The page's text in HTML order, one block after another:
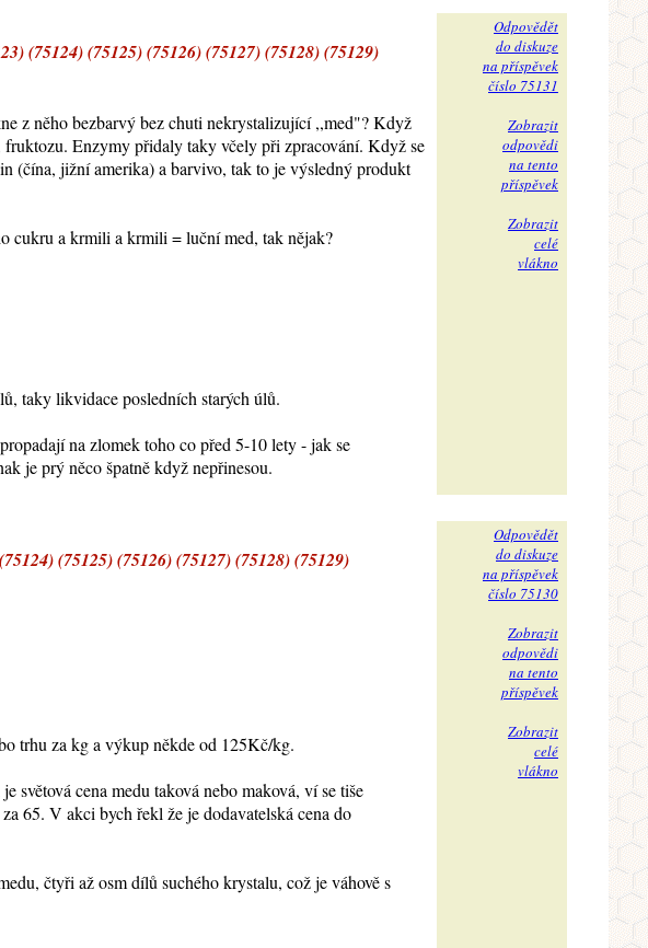
(75124) (75125) (75126) (75127) (75128) (75129)
z něho bezbarvý bez chuti nekrystalizující ,,med"? Když
Enzymy přidaly taky včely při zpracování. Když se
(čína, jižní amerika) a barvivo, tak to je výsledný produkt
cukru a krmili a krmili = luční med, tak nějak?
taky likvidace posledních starých úlů.
na zlomek toho co před 5-10 lety - jak se
je prý něco špatně když nepřinesou.
Odpovědět
do diskuze
na příspěvek
číslo 75131
Zobrazit
odpovědi
na tento
příspěvek
Zobrazit
celé
vlákno
(75125) (75126) (75127) (75128) (75129)
trhu za kg a výkup někde od 125Kč/kg.
světová cena medu taková nebo maková, ví se tiše
65. V akci bych řekl že je dodavatelská cena do
čtyři až osm dílů suchého krystalu, což je váhově s
Odpovědět
do diskuze
na příspěvek
číslo 75130
Zobrazit
odpovědi
na tento
příspěvek
Zobrazit
celé
vlákno